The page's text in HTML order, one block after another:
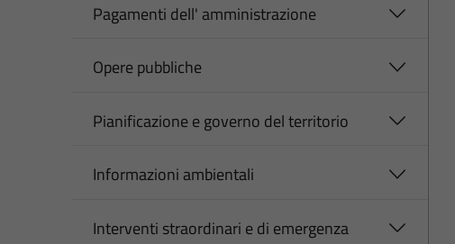
Pagamenti dell' amministrazione
Opere pubbliche
Pianificazione e governo del territorio
Informazioni ambientali
Interventi straordinari e di emergenza